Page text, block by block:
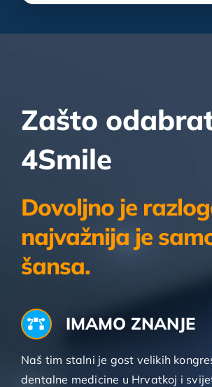
Zašto
4Smile
Dovoljno je
najvažnija je
šansa.
IMAMO ZNANJE
Naš tim stalni je gost velikih
dentalne medicine u Hrvatkoj i